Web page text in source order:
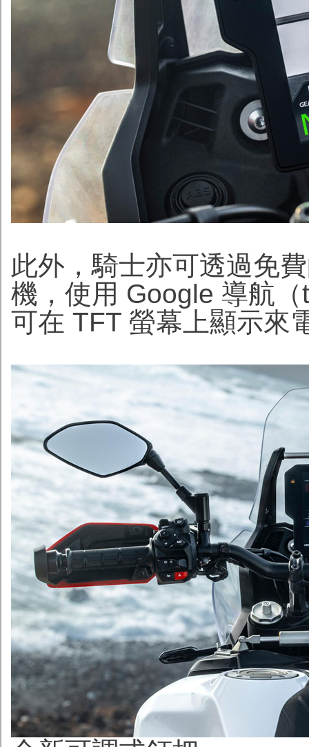
此外，騎士亦可透過免
機，使用 Google 導航
可在 TFT 螢幕上顯示來